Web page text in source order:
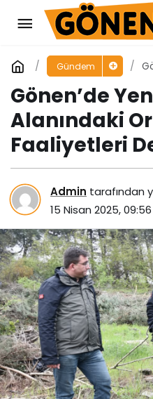
Gündem
Gönen’de
Alanındaki
Faaliyetleri
Admin tarafından
15 Nisan 2025, 09:56